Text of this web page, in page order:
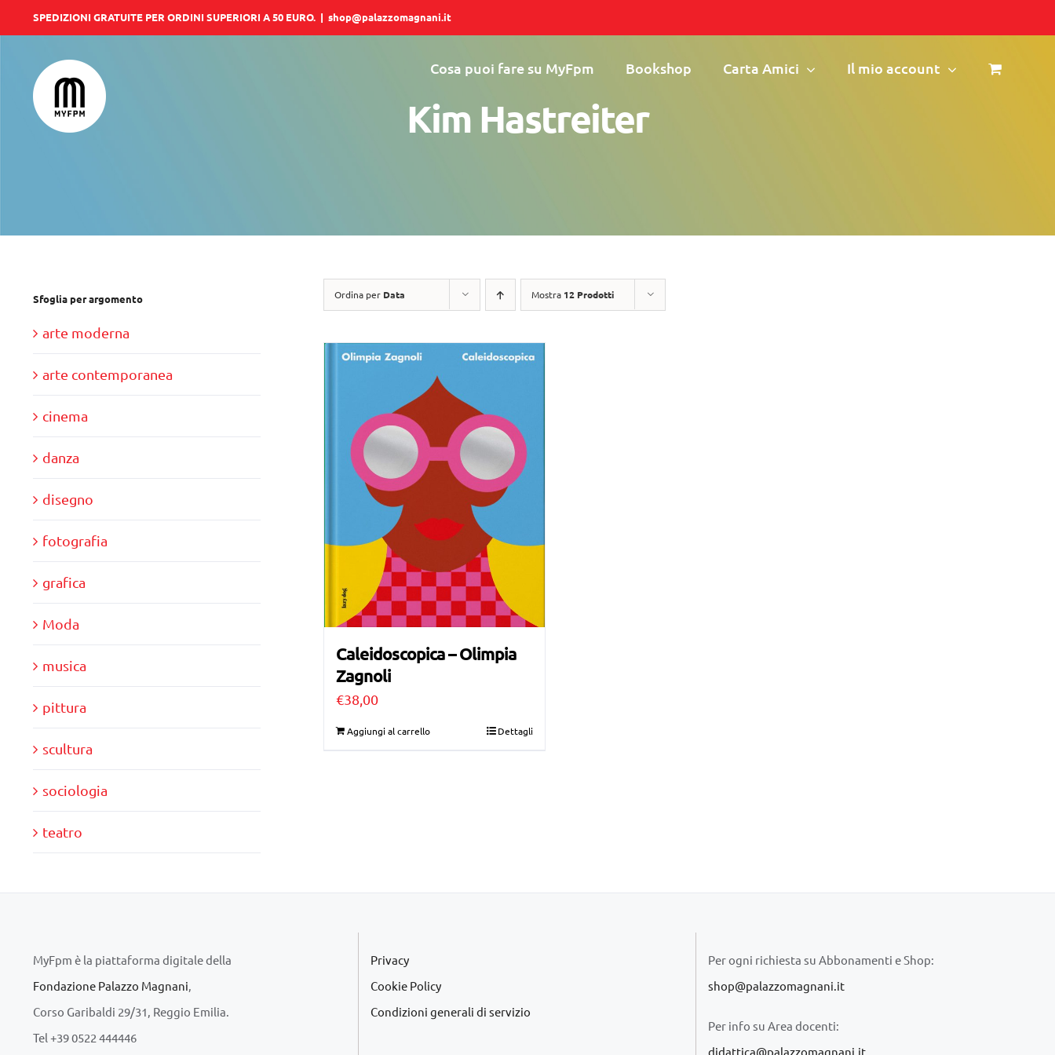
al
contenuto
SPEDIZIONI GRATUITE PER ORDINI SUPERIORI A 50 EURO. | shop@palazzomagnani.it
Cosa puoi fare su MyFpm Bookshop Carta Amici Il mio account
Kim Hastreiter
Ordina per Data Mostra 12 Prodotti
Caleidoscopica – Olimpia
Zagnoli
€38,00
Aggiungi al carrello Dettagli
Sfoglia per argomento
arte moderna
arte contemporanea
cinema
danza
disegno
fotografia
grafica
Moda
musica
pittura
scultura
sociologia
teatro
MyFpm è la piattaforma digitale della
Fondazione Palazzo Magnani
Corso Garibaldi 29/31, Reggio Emilia.
Tel +39 0522 444446
Privacy
Cookie Policy
Condizioni generali di servizio
Per ogni richiesta su Abbonamenti e Shop:
shop@palazzomagnani.it
Per info su Area docenti:
didattica@palazzomagnani.it